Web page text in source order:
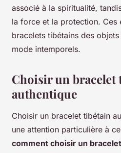
associé à la spiritualité,
la force et la protection. Ces
bracelets tibétains des
mode intemporels.
Choisir un bracelet
authentique
Choisir un bracelet tibétain
une attention particulière à
comment choisir un